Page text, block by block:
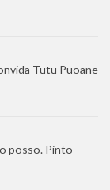
Tutu Puoane
posso. Pinto